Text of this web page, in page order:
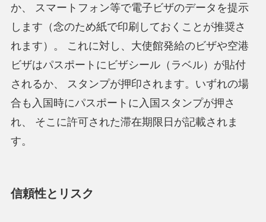
か、 スマートフォン等で電子ビザのデータを提示
します（念のため紙で印刷しておくことが推奨さ
れます）。 これに対し、大使館発給のビザや空港
ビザはパスポートにビザシール（ラベル）が貼付
されるか、 スタンプが押印されます。いずれの場
合も入国時にパスポートに入国スタンプが押さ
れ、 そこに許可された滞在期限日が記載されま
す。
信頼性とリスク